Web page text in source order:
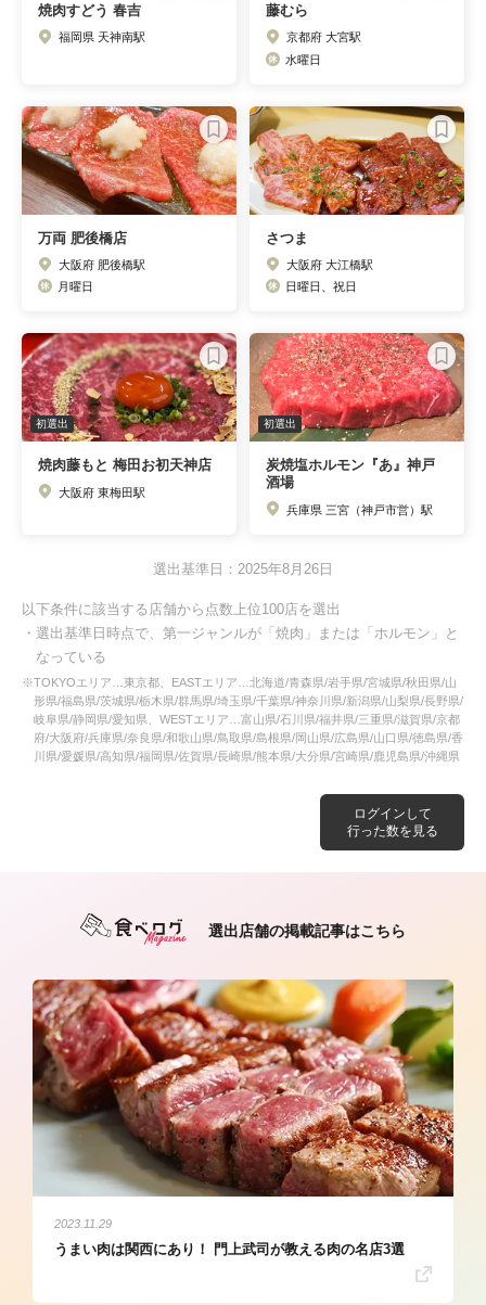
ログインして
行った数を見る
焼肉すどう 春吉
福岡県 天神南駅
藤むら
京都府 大宮駅
水曜日
万両 肥後橋店
大阪府 肥後橋駅
月曜日
さつま
大阪府 大江橋駅
日曜日、祝日
初選出
焼肉藤もと 梅田お初天神店
大阪府 東梅田駅
初選出
炭焼塩ホルモン『あ』神戸
酒場
兵庫県 三宮（神戸市営）駅
選出基準日：2025年8月26日
以下条件に該当する店舗から点数上位100店を選出
・選出基準日時点で、第一ジャンルが「焼肉」または「ホルモン」と
なっている
※TOKYOエリア…東京都、EASTエリア…北海道/青森県/岩手県/宮城県/秋田県/山
形県/福島県/茨城県/栃木県/群馬県/埼玉県/千葉県/神奈川県/新潟県/山梨県/長野県/
岐阜県/静岡県/愛知県、WESTエリア…富山県/石川県/福井県/三重県/滋賀県/京都
府/大阪府/兵庫県/奈良県/和歌山県/鳥取県/島根県/岡山県/広島県/山口県/徳島県/香
川県/愛媛県/高知県/福岡県/佐賀県/長崎県/熊本県/大分県/宮崎県/鹿児島県/沖縄県
選出店舗の掲載記事はこちら
2023.11.29
うまい肉は関西にあり！ 門上武司が教える肉の名店3選